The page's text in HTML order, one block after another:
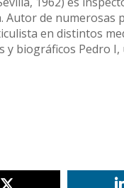
Autor de
en distintos
biográficos Pedro